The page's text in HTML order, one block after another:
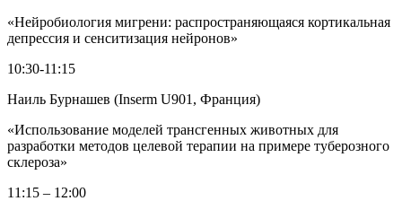
«Нейробиология мигрени: распространяющаяся кортикальная
депрессия и сенситизация нейронов»
10:30-11:15
Наиль Бурнашев (Inserm U901, Франция)
«Использование моделей трансгенных животных для
разработки методов целевой терапии на примере туберозного
склероза»
11:15 – 12:00